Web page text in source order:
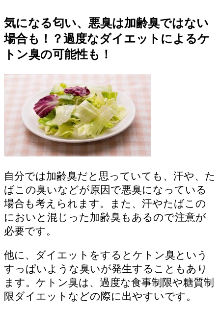
気になる匂い、悪臭は加齢臭ではない
場合も！？過度なダイエットによるケ
トン臭の可能性も！
自分では加齢臭だと思っていても、汗や、た
ばこの臭いなどが原因で悪臭になっている
場合も考えられます。また、汗やたばこの
においと混じった加齢臭もあるので注意が
必要です。
他に、ダイエットをするとケトン臭という
すっぱいような臭いが発生することもあり
ます。ケトン臭は、過度な食事制限や糖質制
限ダイエットなどの際に出やすいです。